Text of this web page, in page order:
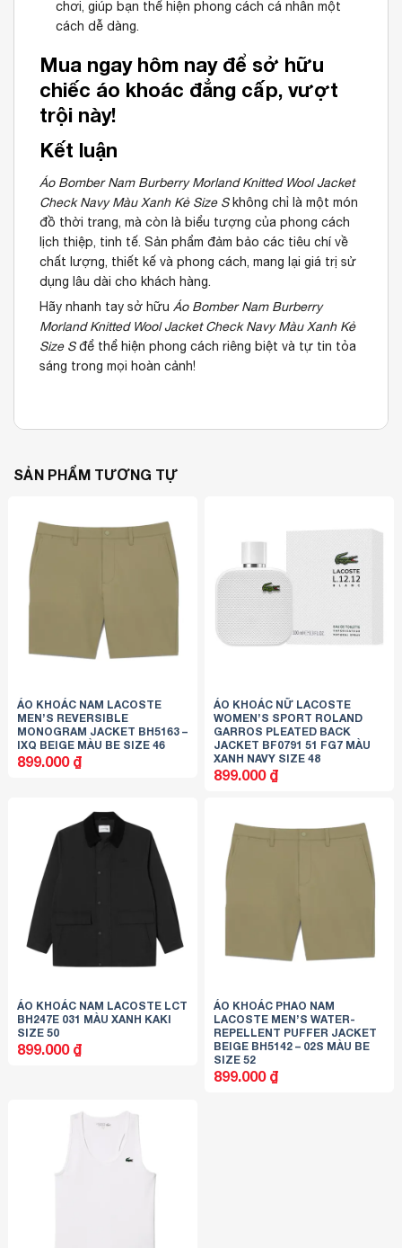
chơi, giúp bạn thể hiện phong cách cá nhân một
cách dễ dàng.
Mua ngay hôm nay để sở hữu
chiếc áo khoác đẳng cấp, vượt
trội này!
Kết luận
Áo Bomber Nam Burberry Morland Knitted Wool Jacket
Check Navy Màu Xanh Kẻ Size Skhông chỉ là một món
đồ thời trang, mà còn là biểu tượng của phong cách
lịch thiệp, tinh tế. Sản phẩm đảm bảo các tiêu chí về
chất lượng, thiết kế và phong cách, mang lại giá trị sử
dụng lâu dài cho khách hàng.
Hãy nhanh tay sở hữu Áo Bomber Nam Burberry
Morland Knitted Wool Jacket Check Navy Màu Xanh Kẻ
Size Sđể thể hiện phong cách riêng biệt và tự tin tỏa
sáng trong mọi hoàn cảnh!
SẢN PHẨM TƯƠNG TỰ
ÁO KHOÁC NAM LACOSTE
MEN’S REVERSIBLE
MONOGRAM JACKET BH5163 –
IXQ BEIGE MÀU BE SIZE 46
899.000 ₫
ÁO KHOÁC NỮ LACOSTE
WOMEN’S SPORT ROLAND
GARROS PLEATED BACK
JACKET BF0791 51 FG7 MÀU
XANH NAVY SIZE 48
899.000 ₫
ÁO KHOÁC NAM LACOSTE LCT
BH247E 031 MÀU XANH KAKI
SIZE 50
899.000 ₫
ÁO KHOÁC PHAO NAM
LACOSTE MEN’S WATER-
REPELLENT PUFFER JACKET
BEIGE BH5142 – 02S MÀU BE
SIZE 52
899.000 ₫